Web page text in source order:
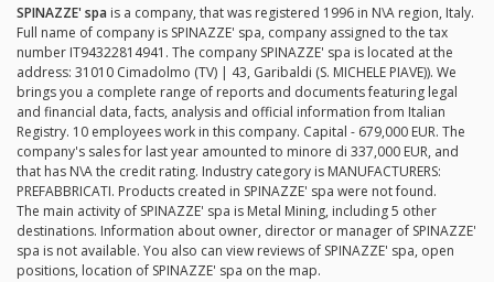
SPINAZZE' spa is a company, that was registered 1996 in N\A region, Italy.
Full name of company is SPINAZZE' spa, company assigned to the tax
number IT94322814941. The company SPINAZZE' spa is located at the
address: 31010 Cimadolmo (TV) | 43, Garibaldi (S. MICHELE PIAVE)). We
brings you a complete range of reports and documents featuring legal
and financial data, facts, analysis and official information from Italian
Registry. 10 employees work in this company. Capital - 679,000 EUR. The
company's sales for last year amounted to minore di 337,000 EUR, and
that has N\A the credit rating. Industry category is MANUFACTURERS:
PREFABBRICATI. Products created in SPINAZZE' spa were not found.
The main activity of SPINAZZE' spa is Metal Mining, including 5 other
destinations. Information about owner, director or manager of SPINAZZE'
spa is not available. You also can view reviews of SPINAZZE' spa, open
positions, location of SPINAZZE' spa on the map.